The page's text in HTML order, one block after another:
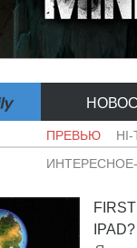
ПРЕВЬЮ HI-